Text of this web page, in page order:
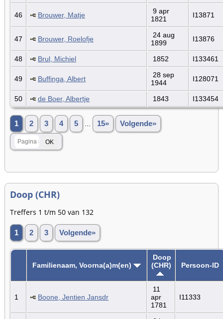
46 Brouwer, Matje
9 apr
1821
I13871
47 Brouwer, Roelofje
24 aug
1899
I13876
48 Brul, Michiel 1852 I133461
49 Buffinga, Albert
28 sep
1944
I128071
50 de Boer, Albertje 1843 I133454
1 2 3 4 5 15» Volgende»
Doop (CHR)
Treffers 1 t/m 50 van 132
1 2 3 Volgende»
Familienaam, Voorna(a)m(en)
Doop
(CHR)
Persoon-ID
1 Boone, Jentien Jansdr
11
apr
1781
I11333